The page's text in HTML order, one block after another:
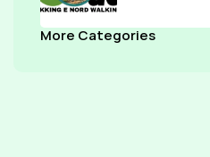
More Categories